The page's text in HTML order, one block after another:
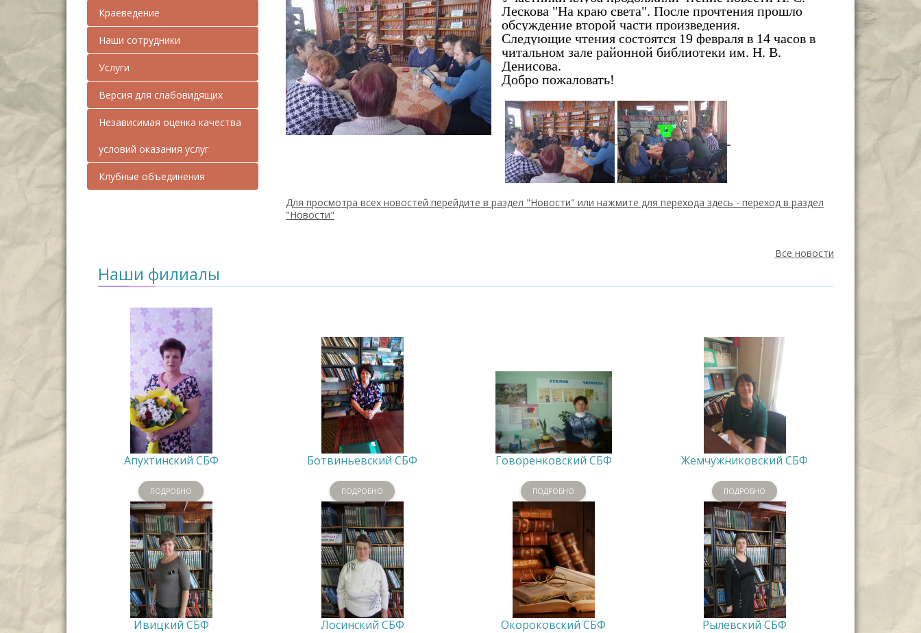
Краеведение
Наши сотрудники
Услуги
Версия для слабовидящих
Независимая оценка качества
условий оказания услуг
Клубные объединения
Лескова "На краю света". После прочтения прошло
обсуждение второй части произведения.
Следующие чтения состоятся 19 февраля в 14 часов в
читальном зале районной библиотеки им. Н. В.
Денисова.
Добро пожаловать!
Для просмотра всех новостей перейдите в раздел "Новости" или нажмите для перехода здесь - переход в раздел
"Новости"
Все новости
Наши филиалы
Апухтинский СБФ
ПОДРОБНО
Ботвиньевский СБФ
ПОДРОБНО
Говоренковский СБФ
ПОДРОБНО
Жемчужниковский СБФ
ПОДРОБНО
Ивицкий СБФ Лосинский СБФ Окороковский СБФ Рылевский СБФ